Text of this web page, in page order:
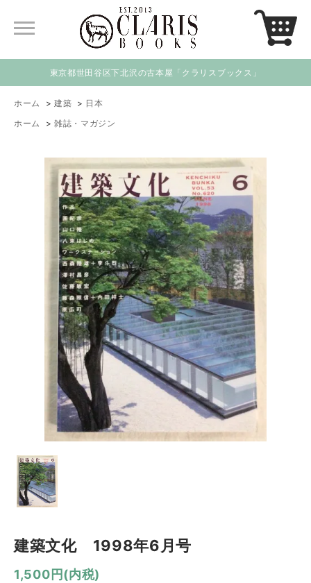
東京都世田谷区下北沢の古本屋「クラリスブックス」
ホーム > 建築 > 日本
ホーム
> 雑誌・マガジン
建築文化 1998年6月号
1,500円(内税)